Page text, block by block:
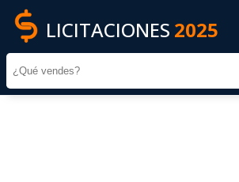
LICITACIONES 2025